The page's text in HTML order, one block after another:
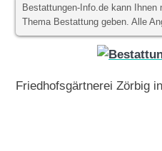
Bestattungen-Info.de kann Ihnen
Thema Bestattung geben. Alle
Friedhofsgärtnerei Zörbig